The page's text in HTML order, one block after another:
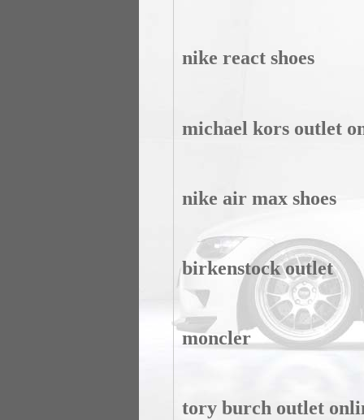
nike react shoes
michael kors outlet
nike air max shoes
birkenstock outlet
moncler
tory burch outlet